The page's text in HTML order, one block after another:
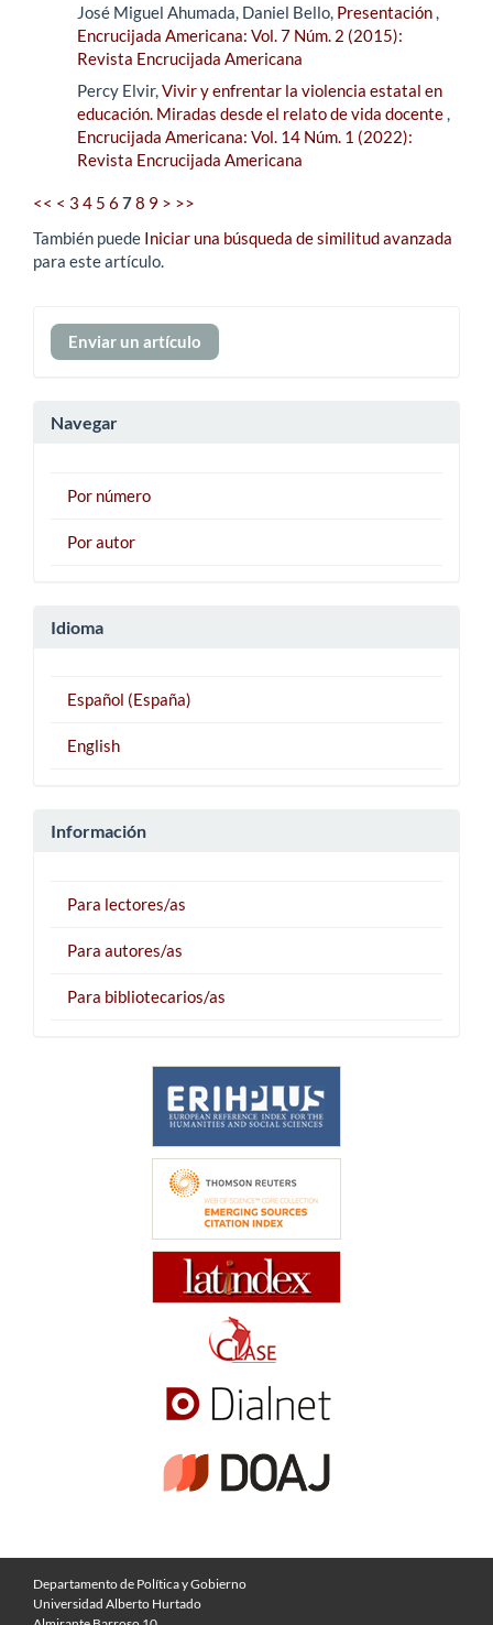
José Miguel Ahumada, Daniel Bello, Presentación,
Encrucijada Americana: Vol. 7 Núm. 2 (2015):
Revista Encrucijada Americana
Percy Elvir,Vivir y enfrentar la violencia estatal en
educación. Miradas desde el relato de vida docente,
Encrucijada Americana: Vol. 14 Núm. 1 (2022):
Revista Encrucijada Americana
<< < 3 4 5 6 78 9 > >>
También puede Iniciar una búsqueda de similitud avanzada
para este artículo.
Enviar
un
Enviar un artículo
Navegar
Por número
Por autor
Idioma
Español (España)
English
Información
Para lectores/as
Para autores/as
Para bibliotecarios/as
Departamento de Política y Gobierno
Universidad Alberto Hurtado